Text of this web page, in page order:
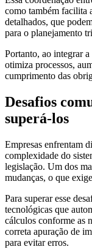
como também facilita
detalhados, que
para o planejamento
Portanto, ao integrar a
otimiza processos,
cumprimento das
Desafios
superá-los
Empresas enfrentam
complexidade do
legislação. Um dos
mudanças, o que
Para superar esse
tecnológicas que
cálculos conforme as
correta apuração de
para evitar erros.